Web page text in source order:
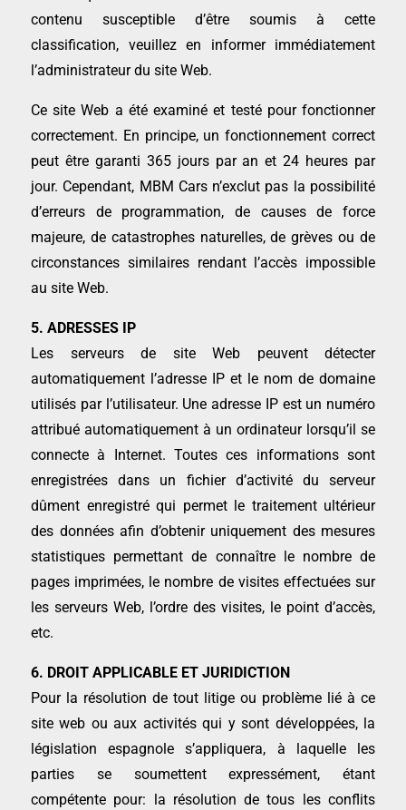
contenu susceptible d’être soumis à cette
classification, veuillez en informer immédiatement
l’administrateur du site Web.
Ce site Web a été examiné et testé pour fonctionner
correctement. En principe, un fonctionnement correct
peut être garanti 365 jours par an et 24 heures par
jour. Cependant, MBM Cars n’exclut pas la possibilité
d’erreurs de programmation, de causes de force
majeure, de catastrophes naturelles, de grèves ou de
circonstances similaires rendant l’accès impossible
au site Web.
5. ADRESSES IP
Les serveurs de site Web peuvent détecter
automatiquement l’adresse IP et le nom de domaine
utilisés par l’utilisateur. Une adresse IP est un numéro
attribué automatiquement à un ordinateur lorsqu’il se
connecte à Internet. Toutes ces informations sont
enregistrées dans un fichier d’activité du serveur
dûment enregistré qui permet le traitement ultérieur
des données afin d’obtenir uniquement des mesures
statistiques permettant de connaître le nombre de
pages imprimées, le nombre de visites effectuées sur
les serveurs Web, l’ordre des visites, le point d’accès,
etc.
6. DROIT APPLICABLE ET JURIDICTION
Pour la résolution de tout litige ou problème lié à ce
site web ou aux activités qui y sont développées, la
législation espagnole s’appliquera, à laquelle les
parties se soumettent expressément, étant
compétente pour: la résolution de tous les conflits